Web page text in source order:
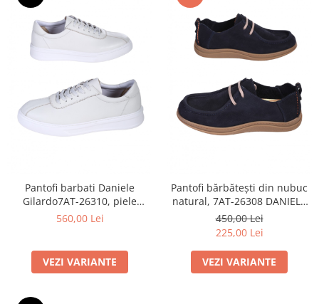
Pantofi barbati Daniele
Gilardo7AT-26310, piele
naturala, albi
560,00 Lei
VEZI VARIANTE
Pantofi bărbătești din nubuc
natural, 7AT-26308 DANIELE
GILARDO
450,00 Lei
225,00 Lei
VEZI VARIANTE